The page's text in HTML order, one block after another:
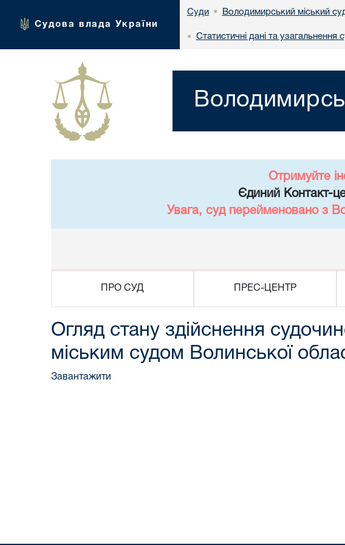
Судова влада України
Суди • Володимирський міський
• Статистичні дані та узагальнення
Отримуйте
Єдиний Контакт-
Увага, суд перейменовано з
ПРО СУД ПРЕС-ЦЕНТР
Огляд стану здійснення
міським судом Волинської
Завантажити